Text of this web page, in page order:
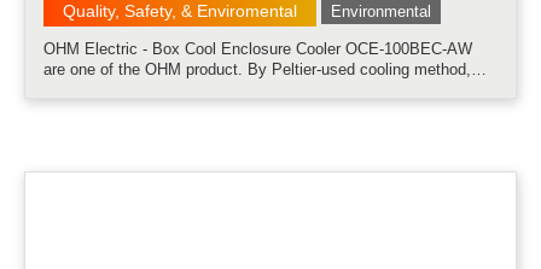
Quality, Safety, & Enviromental
Environmental
OHM Electric - Box Cool Enclosure Cooler OCE-100BEC-AW
are one of the OHM product. By Peltier-used cooling method,